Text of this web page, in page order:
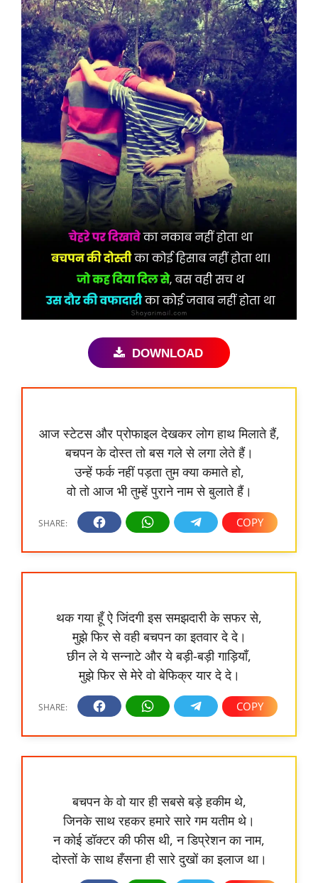
DOWNLOAD
आज स्टेटस और प्रोफाइल देखकर लोग हाथ मिलाते हैं,
बचपन के दोस्त तो बस गले से लगा लेते हैं।
उन्हें फर्क नहीं पड़ता तुम क्या कमाते हो,
वो तो आज भी तुम्हें पुराने नाम से बुलाते हैं।
थक गया हूँ ऐ जिंदगी इस समझदारी के सफर से,
मुझे फिर से वही बचपन का इतवार दे दे।
छीन ले ये सन्नाटे और ये बड़ी-बड़ी गाड़ियाँ,
मुझे फिर से मेरे वो बेफिक्र यार दे दे।
बचपन के वो यार ही सबसे बड़े हकीम थे,
जिनके साथ रहकर हमारे सारे गम यतीम थे।
न कोई डॉक्टर की फीस थी, न डिप्रेशन का नाम,
दोस्तों के साथ हँसना ही सारे दुखों का इलाज था।